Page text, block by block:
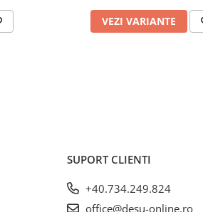
VEZI VARIANTE
SUPORT CLIENTI
+40.734.249.824
office@desu-online.ro